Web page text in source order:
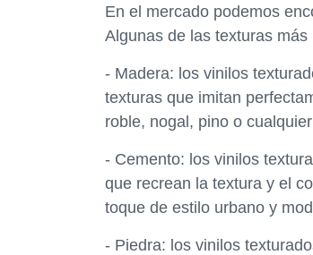
En el mercado podemos
Algunas de las texturas más
- Madera: los vinilos
texturas que imitan
roble, nogal, pino o
- Cemento: los vinilos
que recrean la textura y el
toque de estilo urbano y
- Piedra: los vinilos